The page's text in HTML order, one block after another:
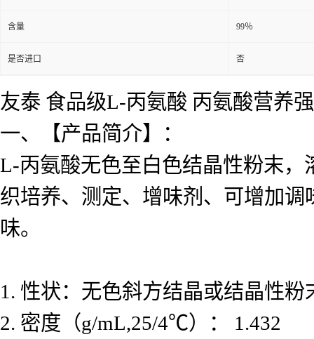
含量 99％
是否进口 否
友泰 食品级L-丙氨酸 丙氨酸营养
一、【产品简介】：
L-丙氨酸无色至白色结晶性粉末
织培养、测定、增味剂、可增加
味。
1. 性状：无色斜方结晶或结晶性粉
2. 密度（g/mL,25/4℃）： 1.432